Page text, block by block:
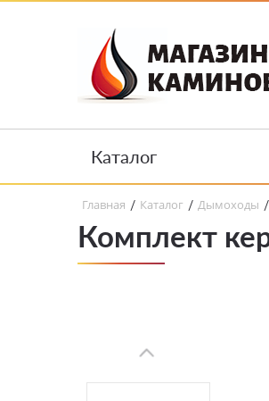
Каталог
Главная / Каталог / Дымоходы /
Комплект